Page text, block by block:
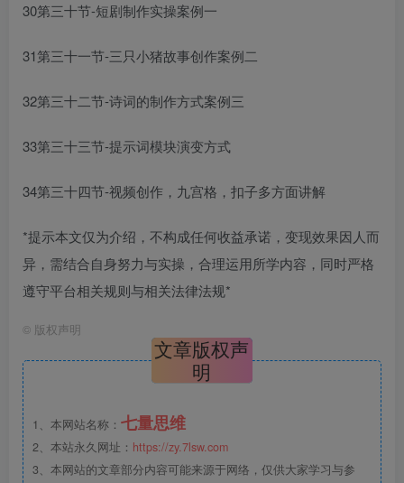
30第三十节-短剧制作实操案例一
31第三十一节-三只小猪故事创作案例二
32第三十二节-诗词的制作方式案例三
33第三十三节-提示词模块演变方式
34第三十四节-视频创作，九宫格，扣子多方面讲解
*提示本文仅为介绍，不构成任何收益承诺，变现效果因人而
异，需结合自身努力与实操，合理运用所学内容，同时严格
遵守平台相关规则与相关法律法规*
© 版权声明
文章版权声
明
1、本网站名称： 七量思维
2、本站永久网址： https://zy.7lsw.com
3、本网站的文章部分内容可能来源于网络，仅供大家学习与参